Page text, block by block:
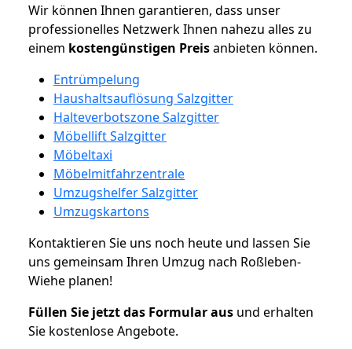
Wir können Ihnen garantieren, dass unser
professionelles Netzwerk Ihnen nahezu alles zu
einem kostengünstigen Preisanbieten können.
Entrümpelung
Haushaltsauflösung Salzgitter
Halteverbotszone Salzgitter
Möbellift Salzgitter
Möbeltaxi
Möbelmitfahrzentrale
Umzugshelfer Salzgitter
Umzugskartons
Kontaktieren Sie uns noch heute und lassen Sie
uns gemeinsam Ihren Umzug nach Roßleben-
Wiehe planen!
Füllen Sie jetzt das Formular aus und erhalten
Sie kostenlose Angebote.